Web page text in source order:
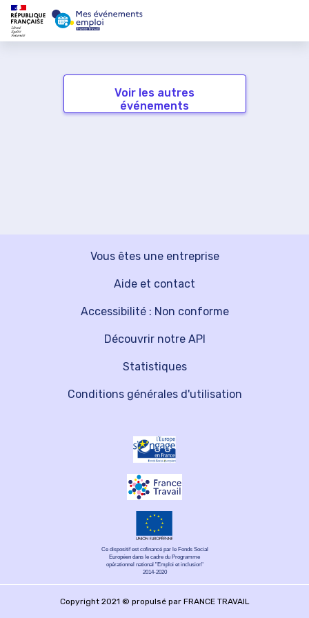
Voir les autres
événements
Vous êtes une entreprise
Découvrir notre API
Aide et contact
Statistiques
Accessibilité : Non conforme
Conditions générales d'utilisation
Ce dispositif est cofinancé par le Fonds Social
Européen dans le cadre du Programme
opérationnel national "Emploi et inclusion"
2014-2020
Copyright 2021 © propulsé par FRANCE TRAVAIL